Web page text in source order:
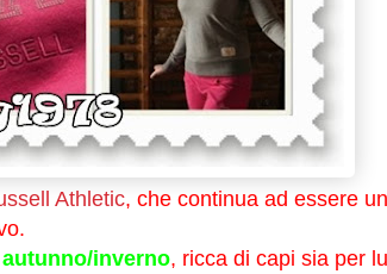
Athletic, che continua ad essere
inverno, ricca di capi sia per